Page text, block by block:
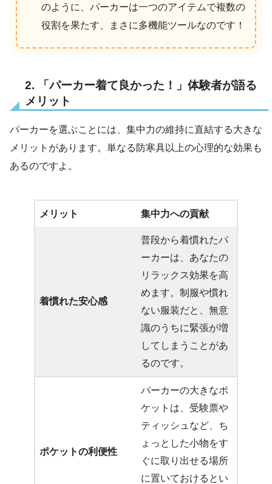
のように、パーカーは一つのアイテムで複数の
役割を果たす、まさに多機能ツールなのです！
2. 「パーカー着て良かった！」体験者が語る
メリット
パーカーを選ぶことには、集中力の維持に直結する大きな
メリットがあります。単なる防寒具以上の心理的な効果も
あるのですよ。
メリット 集中力への貢献
着慣れた安心感
普段から着慣れたパ
ーカーは、あなたの
リラックス効果を高
めます。制服や慣れ
ない服装だと、無意
識のうちに緊張が増
してしまうことがあ
るのです。
ポケットの利便性
パーカーの大きなポ
ケットは、受験票や
ティッシュなど、ち
ょっとした小物をす
ぐに取り出せる場所
に置いておけるとい